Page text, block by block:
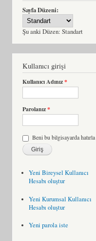
Sayfa Düzeni:
Şu anki Düzen: Standart
Kullanıcı girişi
Kullanıcı Adınız*
Parolanız*
Beni bu bilgisayarda hatırla
Yeni Bireysel Kullanıcı
Hesabı oluştur
Yeni Kurumsal Kullanıcı
Hesabı oluştur
Yeni parola iste